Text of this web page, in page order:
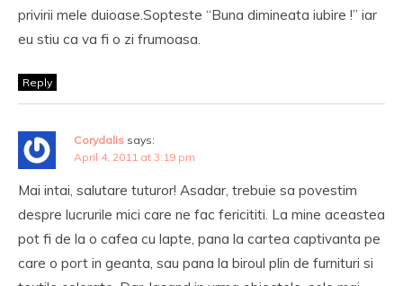
privirii mele duioase.Sopteste “Buna dimineata iubire !” iar
eu stiu ca va fi o zi frumoasa.
Reply
Corydalis says:
April 4, 2011 at 3:19 pm
Mai intai, salutare tuturor! Asadar, trebuie sa povestim
despre lucrurile mici care ne fac fericititi. La mine aceastea
pot fi de la o cafea cu lapte, pana la cartea captivanta pe
care o port in geanta, sau pana la biroul plin de furnituri si